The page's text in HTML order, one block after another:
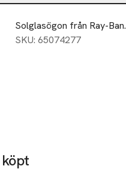
Beskrivning
Solglasögon från Ray-Ban.
SKU: 65074277